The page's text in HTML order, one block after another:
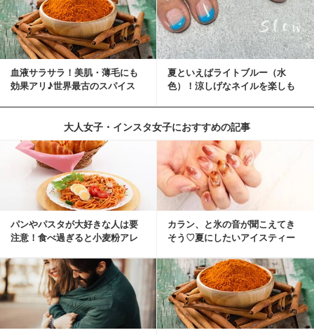
血液サラサラ！美肌・薄毛にも
効果アリ♪世界最古のスパイス
夏といえばライトブルー（水
色）！涼しげなネイルを楽しも
大人女子・インスタ女子におすすめの記事
パンやパスタが大好きな人は要
注意！食べ過ぎると小麦粉アレ
カラン、と氷の音が聞こえてき
そう♡夏にしたいアイスティー